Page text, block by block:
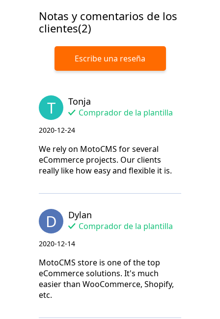
Notas y comentarios de los
clientes(2)
Escribe una reseña
T Tonja
Comprador de la plantilla
2020-12-24
We rely on MotoCMS for several
eCommerce projects. Our clients
really like how easy and flexible it is.
D Dylan
Comprador de la plantilla
2020-12-14
MotoCMS store is one of the top
eCommerce solutions. It's much
easier than WooCommerce, Shopify,
etc.